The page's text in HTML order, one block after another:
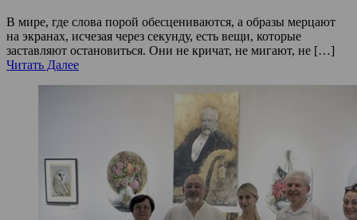
В мире, где слова порой обесцениваются, а образы мерцают
на экранах, исчезая через секунду, есть вещи, которые
заставляют остановиться. Они не кричат, не мигают, не […]
Читать Далее